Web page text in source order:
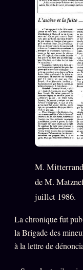
M.
de M.
juillet 1986.
La chronique fut
la Brigade des
à la lettre de